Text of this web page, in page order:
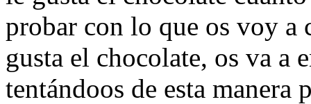
probar con lo que os voy
gusta el chocolate, os va a
tentándoos de esta manera